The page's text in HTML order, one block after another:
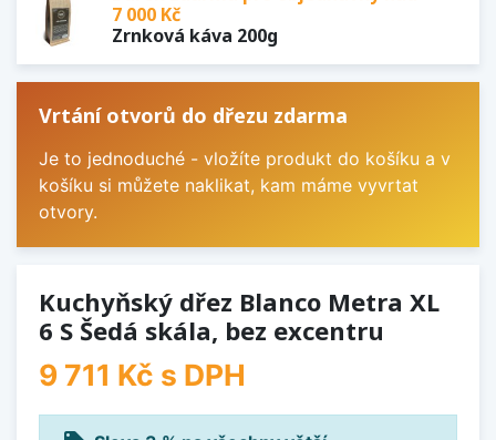
7 000 Kč
Zrnková káva 200g
Vrtání otvorů do dřezu zdarma
Je to jednoduché - vložíte produkt do košíku a v
košíku si můžete naklikat, kam máme vyvrtat
otvory.
Kuchyňský dřez Blanco Metra XL
6 S Šedá skála, bez excentru
9 711 Kč s DPH